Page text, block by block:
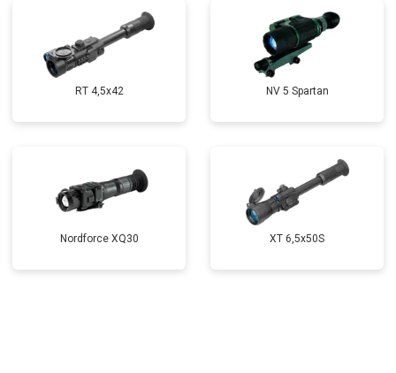
RT 4,5х42 NV 5 Spartan
Nordforce XQ30 XT 6,5x50S